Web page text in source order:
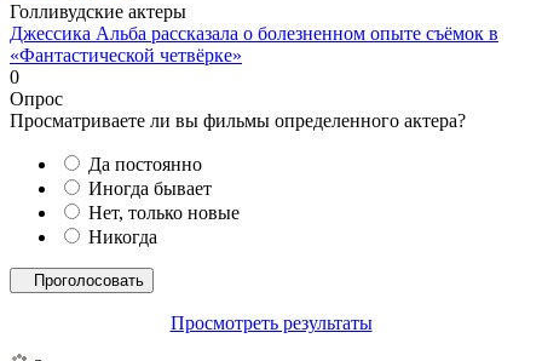
Голливудские актеры
Джессика Альба рассказала о болезненном опыте съёмок в
«Фантастической четвёрке»
0
Опрос
Просматриваете ли вы фильмы определенного актера?
Да постоянно
Иногда бывает
Нет, только новые
Никогда
Просмотреть результаты